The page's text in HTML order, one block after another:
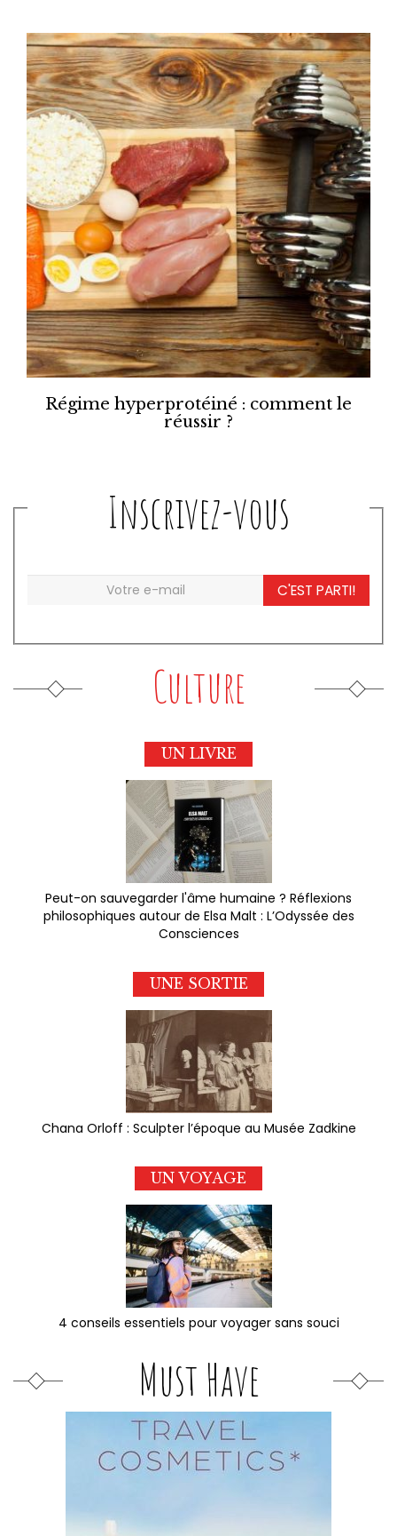
Régime hyperprotéiné : comment le
réussir ?
Inscrivez-vous
C'EST PARTI!
Culture
UN LIVRE
Peut-on sauvegarder l'âme humaine ? Réflexions
philosophiques autour de Elsa Malt : L’Odyssée des
Consciences
UNE SORTIE
Chana Orloff : Sculpter l’époque au Musée Zadkine
UN VOYAGE
4 conseils essentiels pour voyager sans souci
Must Have